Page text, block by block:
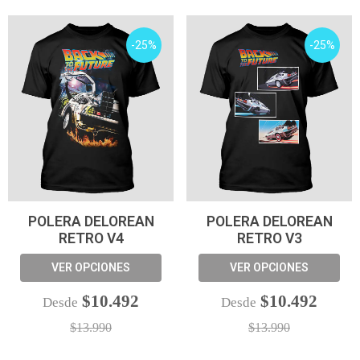
-25%
POLERA DELOREAN
RETRO V4
VER OPCIONES
Desde $10.492
$13.990
-25%
POLERA DELOREAN
RETRO V3
VER OPCIONES
Desde $10.492
$13.990